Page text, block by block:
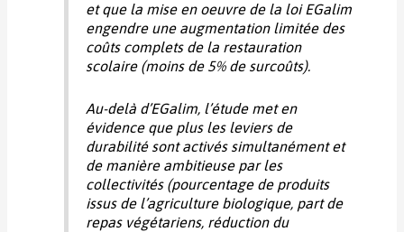
et que la mise en oeuvre de la loi EGalim
engendre une augmentation limitée des
coûts complets de la restauration
scolaire (moins de 5% de surcoûts).
Au-delà d’EGalim, l’étude met en
évidence que plus les leviers de
durabilité sont activés simultanément et
de manière ambitieuse par les
collectivités (pourcentage de produits
issus de l’agriculture biologique, part de
repas végétariens, réduction du